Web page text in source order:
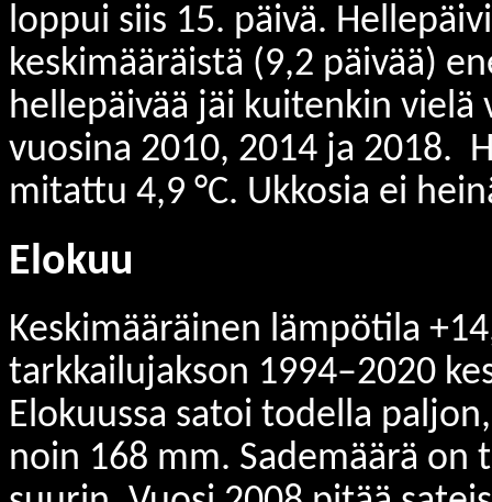
loppui siis 15. päivä.
keskimääräistä (9,2 päivää)
hellepäivää jäi kuitenkin vielä
vuosina 2010, 2014 ja 2018.
mitattu 4,9 °C. Ukkosia ei
Elokuu
Keskimääräinen lämpötila
tarkkailujakson 1994–2020
Elokuussa satoi todella
noin 168 mm. Sademäärä on